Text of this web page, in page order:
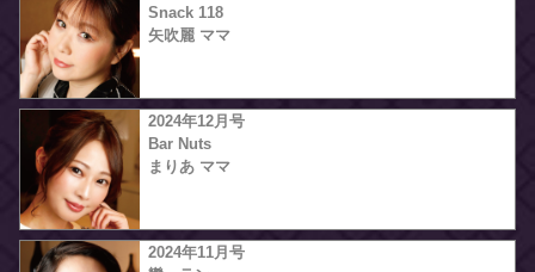
Snack 118
矢吹麗 ママ
2024年12月号
Bar Nuts
まりあ ママ
2024年11月号